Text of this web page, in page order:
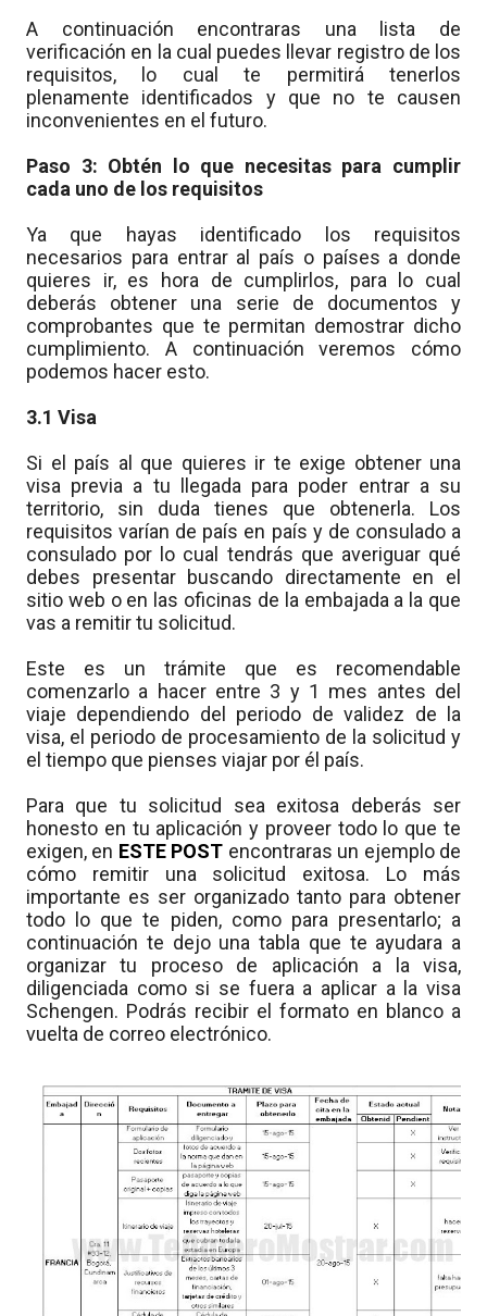
A continuación encontraras una lista de
verificación en la cual puedes llevar registro de los
requisitos, lo cual te permitirá tenerlos
plenamente identificados y que no te causen
inconvenientes en el futuro.
Paso 3: Obtén lo que necesitas para cumplir
cada uno de los requisitos
Ya que hayas identificado los requisitos
necesarios para entrar al país o países a donde
quieres ir, es hora de cumplirlos, para lo cual
deberás obtener una serie de documentos y
comprobantes que te permitan demostrar dicho
cumplimiento. A continuación veremos cómo
podemos hacer esto.
3.1 Visa
Si el país al que quieres ir te exige obtener una
visa previa a tu llegada para poder entrar a su
territorio, sin duda tienes que obtenerla. Los
requisitos varían de país en país y de consulado a
consulado por lo cual tendrás que averiguar qué
debes presentar buscando directamente en el
sitio web o en las oficinas de la embajada a la que
vas a remitir tu solicitud.
Este es un trámite que es recomendable
comenzarlo a hacer entre 3 y 1 mes antes del
viaje dependiendo del periodo de validez de la
visa, el periodo de procesamiento de la solicitud y
el tiempo que pienses viajar por él país.
Para que tu solicitud sea exitosa deberás ser
honesto en tu aplicación y proveer todo lo que te
exigen, en ESTE POST encontraras un ejemplo de
cómo remitir una solicitud exitosa. Lo más
importante es ser organizado tanto para obtener
todo lo que te piden, como para presentarlo; a
continuación te dejo una tabla que te ayudara a
organizar tu proceso de aplicación a la visa,
diligenciada como si se fuera a aplicar a la visa
Schengen. Podrás recibir el formato en blanco a
vuelta de correo electrónico.